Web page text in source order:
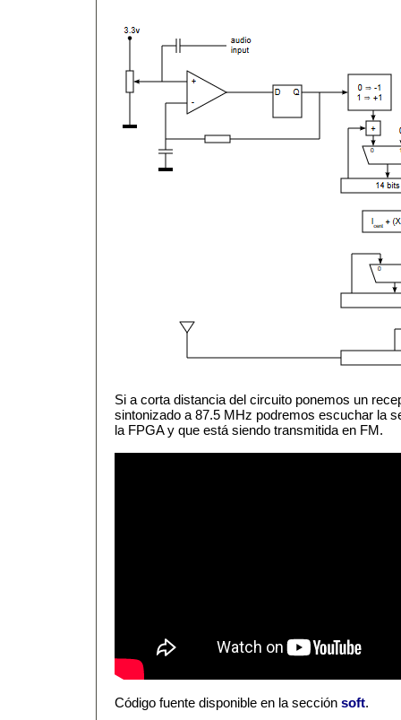
Si a corta distancia del circuito ponemos un
sintonizado a 87.5 MHz podremos escuchar la
la FPGA y que está siendo transmitida en FM.
Código fuente disponible en la sección soft.